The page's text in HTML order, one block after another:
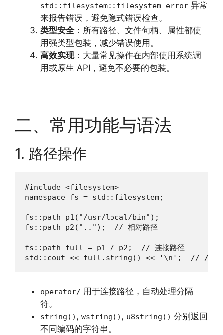
std::filesystem::filesystem_error 异常
来报告错误，避免隐式错误检查。
类型安全：所有路径、文件句柄、属性都使
用强类型包装，减少错误使用。
高效实现：大量常见操作在内部使用系统调
用或原生 API，避免不必要的包装。
二、常用功能与语法
1. 路径操作
#include <filesystem>
namespace fs = std::filesystem;
fs::path p1("/usr/local/bin");
fs::path p2("..");  // 相对路径
fs::path full = p1 / p2;  // 连接路径
std::cout << full.string() << '\n';  // /
operator/ 用于连接路径，自动处理分隔
符。
string() , wstring() , u8string() 分别返回
不同编码的字符串。